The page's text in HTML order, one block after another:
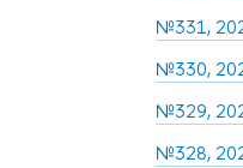
№331,
№330,
№329,
№328,